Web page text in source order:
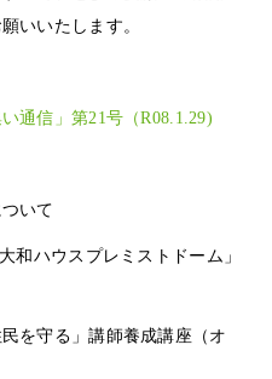
いいたします。
通信」第21号（R08.1.29)
いて
和ハウスプレミストドーム」
を守る」講師養成講座（オ